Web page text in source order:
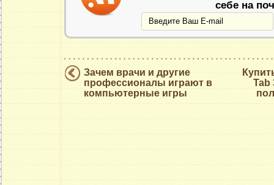
себе на
Зачем врачи и другие
профессионалы играют в
компьютерные игры
Tab